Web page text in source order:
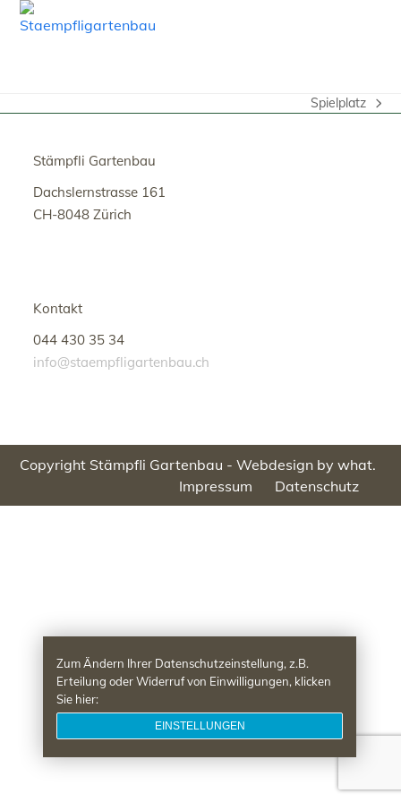
SkipOpen
Close
Nächster
Spielplatz
Stämpfli Gartenbau
Dachslernstrasse 161
CH-8048 Zürich
Kontakt
044 430 35 34
info@staempfligartenbau.ch
Copyright Stämpfli Gartenbau -Webdesign by what.
Datenschutz
Impressum
Zum Ändern Ihrer Datenschutzeinstellung, z.B.
Erteilung oder Widerruf von Einwilligungen, klicken
Sie hier:
EINSTELLUNGEN